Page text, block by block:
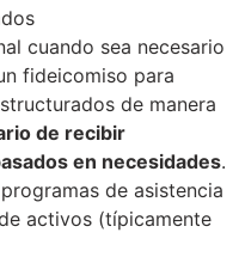
cuando sea necesario
fideicomiso para
de manera
de recibir
en necesidades.
de asistencia
activos (típicamente